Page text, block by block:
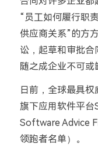
“员工如何履行职
供应商关系”的方
讼，起草和审批
随之成企业不可或
日前，全球最具
旗下应用软件平
Software Advice
领跑者名单）。